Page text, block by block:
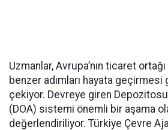
Uzmanlar, Avrupa’nın ticaret
benzer adımları hayata
çekiyor. Devreye giren
(DOA) sistemi önemli bir aşama
değerlendiriliyor. Türkiye Çevre